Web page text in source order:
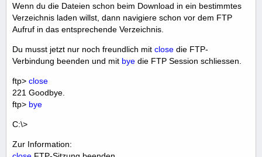
Wenn du die Dateien schon beim Download in ein bestimmtes
Verzeichnis laden willst, dann navigiere schon vor dem FTP
Aufruf in das entsprechende Verzeichnis.
Du musst jetzt nur noch freundlich mit close die FTP-
Verbindung beenden und mit bye die FTP Session schliessen.
ftp> close
221 Goodbye.
ftp> bye
C:\>
Zur Information: